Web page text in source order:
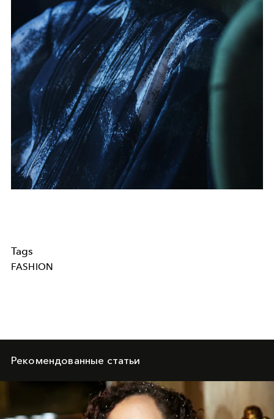
Tags
FASHION
Рекомендованные статьи